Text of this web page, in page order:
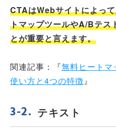
CTAはWebサイトによっ
トマップツールやA/Bテス
とが重要と言えます。
関連記事：『無料ヒート
使い方と4つの特徴』
テキスト